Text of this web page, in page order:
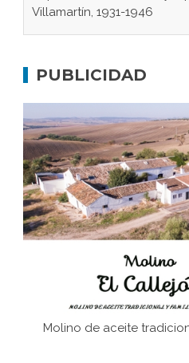
Villamartín, 1931-1946
concentración nazis
fundaciones de Bornos
El Frente Popular. Ubrique,
1936
Juntar las letras. La
campo: del afán de saber
Historia y vivencias del
PUBLICIDAD
Molino de aceite